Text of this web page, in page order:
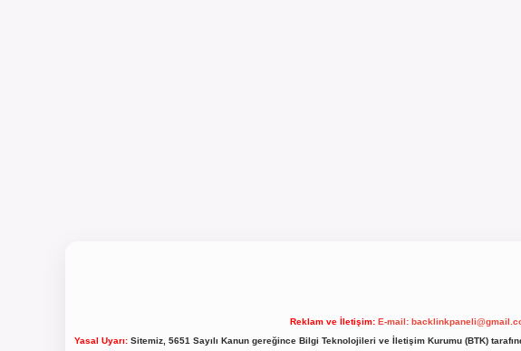
Reklam ve İletişim: E-mail:
Yasal Uyarı:Sitemiz, 5651 Sayılı Kanun gereğince Bilgi Teknolojileri ve İletişim Kurumu (BTK)